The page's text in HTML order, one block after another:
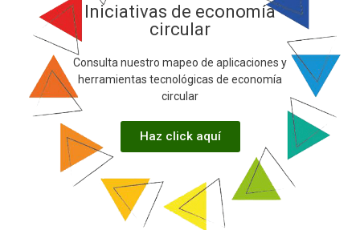
Iniciativas de economía
circular
Consulta nuestro mapeo de aplicaciones y
herramientas tecnológicas de economía
circular
Haz click aquí